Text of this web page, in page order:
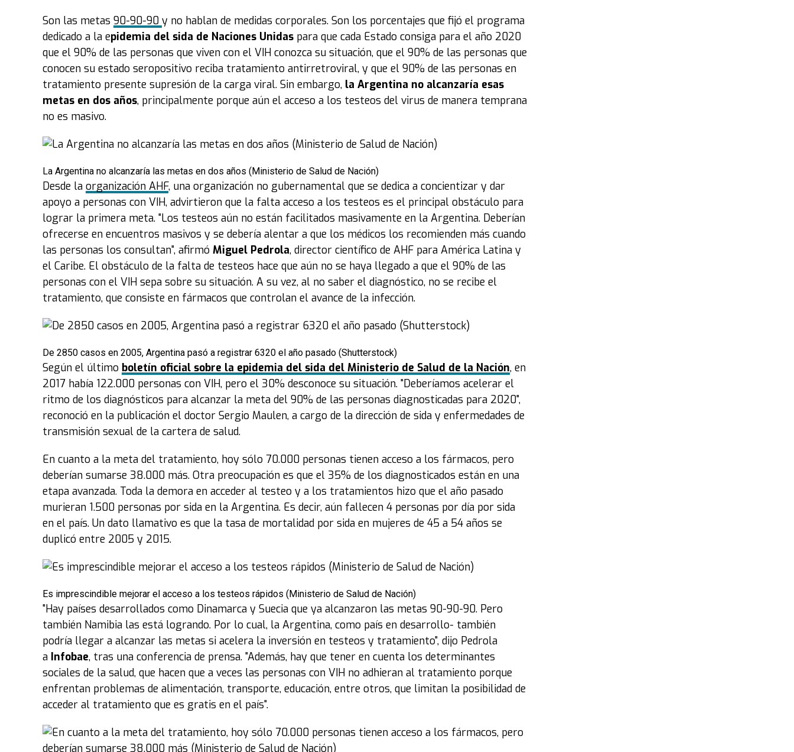
Son las metas 90-90-90 y no hablan de medidas corporales. Son los porcentajes que fijó el programa
dedicado a la epidemia del sida de Naciones Unidas para que cada Estado consiga para el año 2020
que el 90% de las personas que viven con el VIH conozca su situación, que el 90% de las personas que
conocen su estado seropositivo reciba tratamiento antirretroviral, y que el 90% de las personas en
tratamiento presente supresión de la carga viral. Sin embargo, la Argentina no alcanzaría esas
metas en dos años, principalmente porque aún el acceso a los testeos del virus de manera temprana
no es masivo.
La Argentina no alcanzaría las metas en dos años (Ministerio de Salud de Nación)
Desde la organización AHF, una organización no gubernamental que se dedica a concientizar y dar
apoyo a personas con VIH, advirtieron que la falta acceso a los testeos es el principal obstáculo para
lograr la primera meta. "Los testeos aún no están facilitados masivamente en la Argentina. Deberían
ofrecerse en encuentros masivos y se debería alentar a que los médicos los recomienden más cuando
las personas los consultan", afirmó Miguel Pedrola, director científico de AHF para América Latina y
el Caribe. El obstáculo de la falta de testeos hace que aún no se haya llegado a que el 90% de las
personas con el VIH sepa sobre su situación. A su vez, al no saber el diagnóstico, no se recibe el
tratamiento, que consiste en fármacos que controlan el avance de la infección.
De 2850 casos en 2005, Argentina pasó a registrar 6320 el año pasado (Shutterstock)
Según el último boletín oficial sobre la epidemia del sida del Ministerio de Salud de la Nación, en
2017 había 122.000 personas con VIH, pero el 30% desconoce su situación. "Deberíamos acelerar el
ritmo de los diagnósticos para alcanzar la meta del 90% de las personas diagnosticadas para 2020",
reconoció en la publicación el doctor Sergio Maulen, a cargo de la dirección de sida y enfermedades de
transmisión sexual de la cartera de salud.
En cuanto a la meta del tratamiento, hoy sólo 70.000 personas tienen acceso a los fármacos, pero
deberían sumarse 38.000 más. Otra preocupación es que el 35% de los diagnosticados están en una
etapa avanzada. Toda la demora en acceder al testeo y a los tratamientos hizo que el año pasado
murieran 1.500 personas por sida en la Argentina. Es decir, aún fallecen 4 personas por día por sida
en el país. Un dato llamativo es que la tasa de mortalidad por sida en mujeres de 45 a 54 años se
duplicó entre 2005 y 2015.
Es imprescindible mejorar el acceso a los testeos rápidos (Ministerio de Salud de Nación)
"Hay países desarrollados como Dinamarca y Suecia que ya alcanzaron las metas 90-90-90. Pero
también Namibia las está logrando. Por lo cual, la Argentina, como país en desarrollo- también
podría llegar a alcanzar las metas si acelera la inversión en testeos y tratamiento", dijo Pedrola
a Infobae, tras una conferencia de prensa. "Además, hay que tener en cuenta los determinantes
sociales de la salud, que hacen que a veces las personas con VIH no adhieran al tratamiento porque
enfrentan problemas de alimentación, transporte, educación, entre otros, que limitan la posibilidad de
acceder al tratamiento que es gratis en el país".